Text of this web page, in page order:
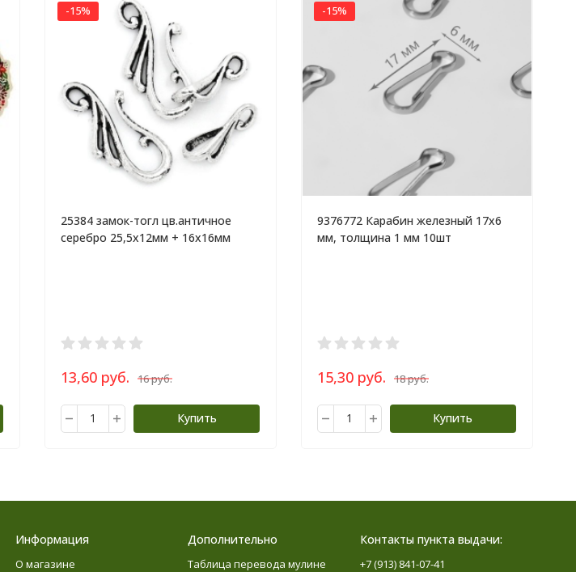
-15%
25384 замок-тогл цв.античное
серебро 25,5х12мм + 16х16мм
13,60 руб. 16 руб.
Купить
-15%
9376772 Карабин железный 17х6
мм, толщина 1 мм 10шт
15,30 руб. 18 руб.
Купить
Информация
О магазине
Дополнительно
Таблица перевода мулине
Контакты пункта выдачи:
+7 (913) 841-07-41